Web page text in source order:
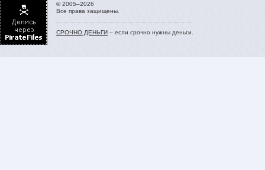
© 2005–2026
Все права защищены.
СРОЧНО.ДЕНЬГИ – если срочно нужны деньги.